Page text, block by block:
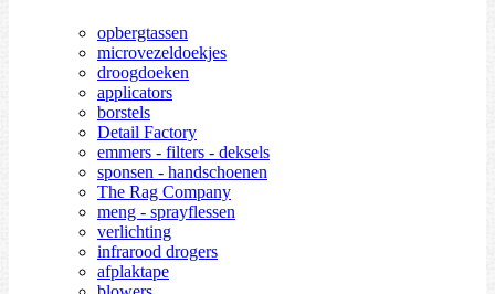
opbergtassen
microvezeldoekjes
droogdoeken
applicators
borstels
Detail Factory
emmers - filters - deksels
sponsen - handschoenen
The Rag Company
meng - sprayflessen
verlichting
infrarood drogers
afplaktape